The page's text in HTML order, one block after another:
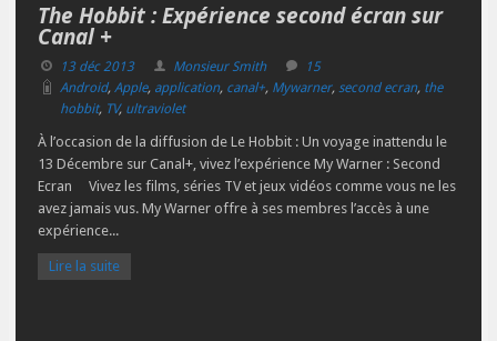
The Hobbit : Expérience second écran sur
Canal +
13 déc 2013 Monsieur Smith
15
Android, Apple, application, canal+, Mywarner, second ecran, the
hobbit, TV, ultraviolet
À l’occasion de la diffusion de Le Hobbit : Un voyage inattendu le
13 Décembre sur Canal+, vivez l’expérience My Warner : Second
Ecran Vivez les films, séries TV et jeux vidéos comme vous ne les
avez jamais vus. My Warner offre à ses membres l’accès à une
expérience...
Lire la suite